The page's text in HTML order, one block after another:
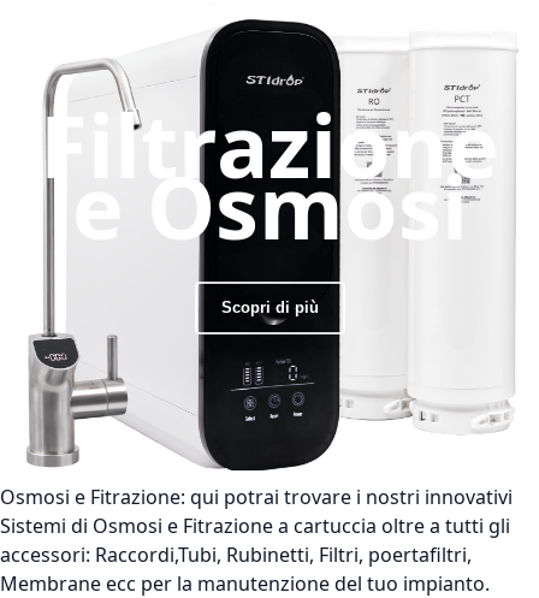
Filtrazione
e Osmosi
Scopri di più
Osmosi e Fitrazione: qui potrai trovare i nostri innovativi
Sistemi di Osmosi e Fitrazione a cartuccia oltre a tutti gli
accessori: Raccordi,Tubi, Rubinetti, Filtri, poertafiltri,
Membrane ecc per la manutenzione del tuo impianto.